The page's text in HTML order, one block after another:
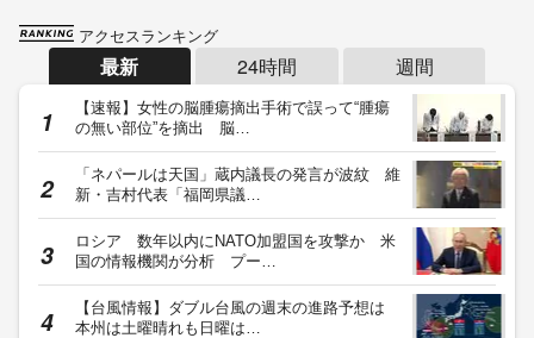
アクセスランキング
最新 24時間 週間
【速報】女性の脳腫瘍摘出手術で誤って“腫瘍
の無い部位”を摘出 脳…
「ネパールは天国」蔵内議長の発言が波紋 維
新・吉村代表「福岡県議…
ロシア 数年以内にNATO加盟国を攻撃か 米
国の情報機関が分析 プー…
【台風情報】ダブル台風の週末の進路予想は
本州は土曜晴れも日曜は…